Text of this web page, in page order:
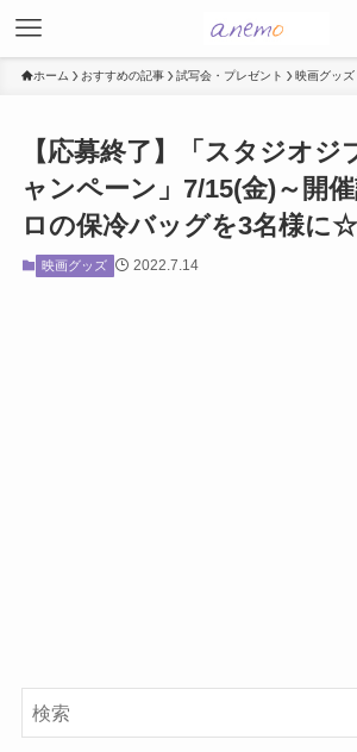
ホーム おすすめの記事 試写会・プレゼント 映画グッズ
【応募終了】「スタジオジ
ャンペーン」7/15(金)～開
ロの保冷バッグを3名様に☆
映画グッズ 2022.7.14